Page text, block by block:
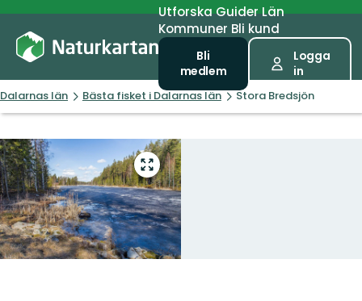
UtforskaGuiderLän
Kommuner Bli kund
Bli
medlem
Logga
in
Dalarnas län Bästa fisket i Dalarnas län Stora Bredsjön
Gå
till
helskärmsläge